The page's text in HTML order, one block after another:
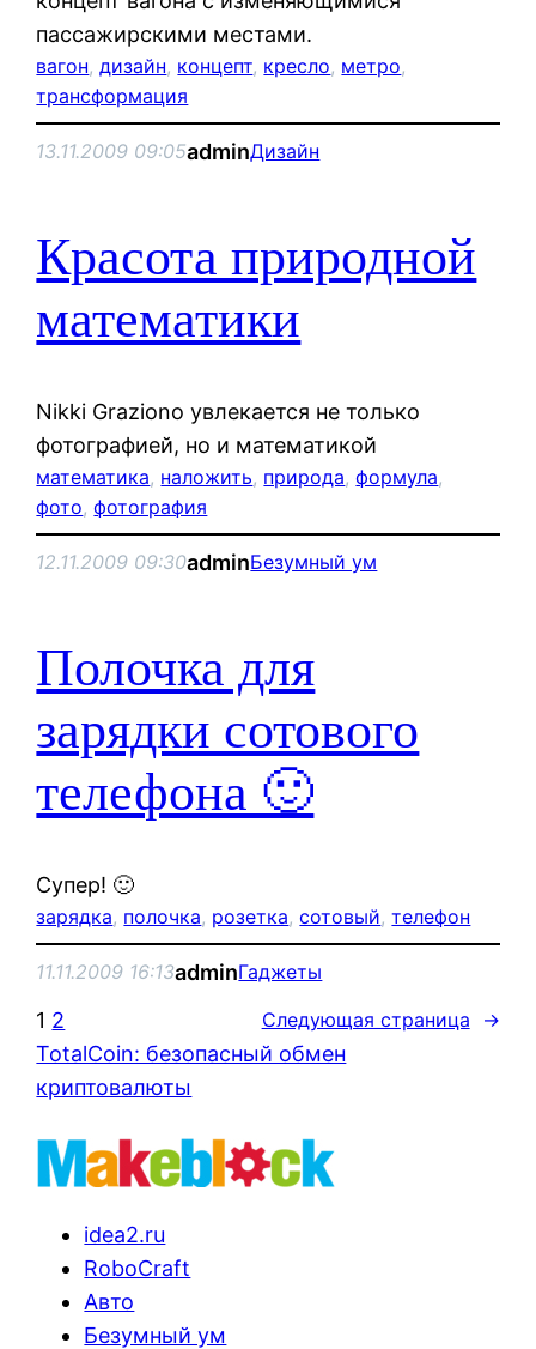
пассажирскими местами.
вагон, дизайн, концепт, кресло, метро
трансформация
13.11.2009 09:05adminДизайн
Красота природной
математики
Nikki Graziono увлекается не только
фотографией, но и математикой
математика, наложить, природа, формула
фото, фотография
12.11.2009 09:30adminБезумный ум
Полочка для
зарядки сотового
телефона 🙂
Супер! 🙂
зарядка, полочка, розетка, сотовый, телефон
11.11.2009 16:13adminГаджеты
1 2 Следующая страница →
TotalCoin: безопасный обмен
криптовалюты
idea2.ru
RoboCraft
Авто
Безумный ум